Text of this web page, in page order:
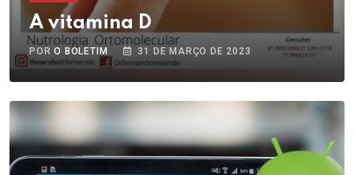
A vitamina D
PORO BOLETIM 31 DE MARÇO DE 2023